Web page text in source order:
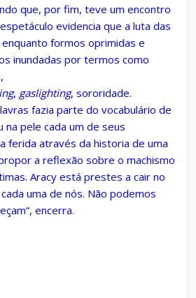
que, por fim, teve um encontro
evidencia que a luta das
formos oprimidas e
inundadas por termos como
, gaslighting, sororidade.
fazia parte do vocabulário de
na pele cada um de seus
ferida através da historia de uma
a reflexão sobre o machismo
Aracy está prestes a cair no
uma de nós. Não podemos
encerra.